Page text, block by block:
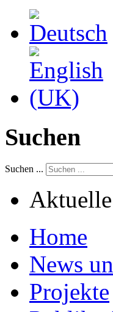
Suchen
Suchen ...
Home
News
Projekte